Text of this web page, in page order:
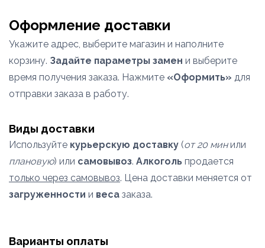
Оформление доставки
Укажите адрес, выберите магазин и наполните
корзину. Задайте параметры замен и выберите
время получения заказа. Нажмите «Оформить» для
отправки заказа в работу.
Виды доставки
Используйте курьерскую доставку (от 20 минили
плановую) или самовывоз. Алкоголь продается
только через самовывоз. Цена доставки меняется от
загруженности и веса заказа.
Варианты оплаты